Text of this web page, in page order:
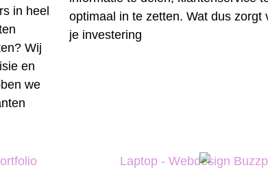
in heel
Wij
en
we
optimaal in te zetten. Wat dus
je investering